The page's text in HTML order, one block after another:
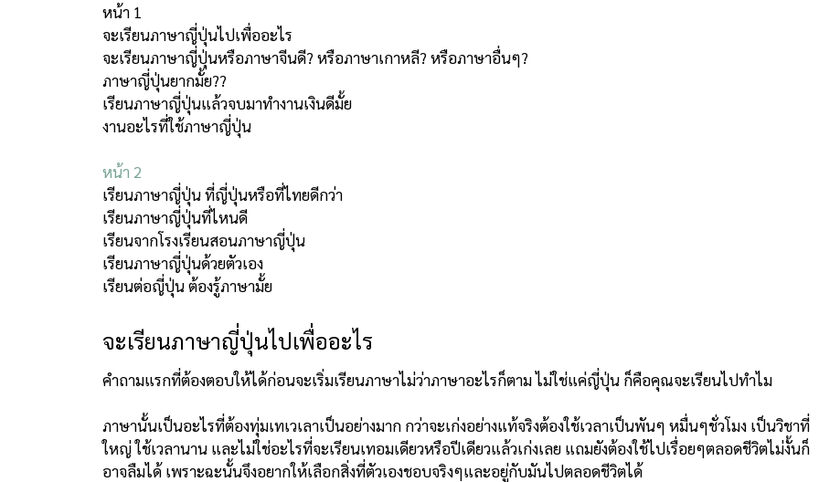
หน้า 1
จะเรียนภาษาญี่ปุ่นไปเพื่ออะไร
จะเรียนภาษาญี่ปุ่นหรือภาษาจีนดี? หรือภาษาเกาหลี? หรือภาษาอื่นๆ?
ภาษาญี่ปุ่นยากมั้ย??
เรียนภาษาญี่ปุ่นแล้วจบมาทำงานเงินดีมั้ย
งานอะไรที่ใช้ภาษาญี่ปุ่น
หน้า 2
เรียนภาษาญี่ปุ่น ที่ญี่ปุ่นหรือที่ไทยดีกว่า
เรียนภาษาญี่ปุ่นที่ไหนดี
เรียนจากโรงเรียนสอนภาษาญี่ปุ่น
เรียนภาษาญี่ปุ่นด้วยตัวเอง
เรียนต่อญี่ปุ่น ต้องรู้ภาษามั้ย
จะเรียนภาษาญี่ปุ่นไปเพื่ออะไร
คำถามแรกที่ต้องตอบให้ได้ก่อนจะเริ่มเรียนภาษาไม่ว่าภาษาอะไรก็ตาม ไม่ใช่แค่ญี่ปุ่น ก็คือคุณจะเรียนไปทำไม
ภาษานั้นเป็นอะไรที่ต้องทุ่มเทเวเลาเป็นอย่างมาก กว่าจะเก่งอย่างแท้จริงต้องใช้เวลาเป็นพันๆ หมื่นๆชั่วโมง เป็นวิชาที่
ใหญ่ ใช้เวลานาน และไม่ใช่อะไรที่จะเรียนเทอมเดียวหรือปีเดียวแล้วเก่งเลย แถมยังต้องใช้ไปเรื่อยๆตลอดชีวิตไม่งั้นก็
อาจลืมได้ เพราะฉะนั้นจึงอยากให้เลือกสิ่งที่ตัวเองชอบจริงๆและอยู่กับมันไปตลอดชีวิตได้